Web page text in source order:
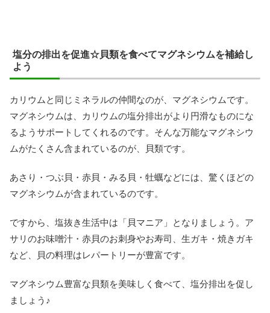
塩分の排出を促進☆貝類を食べてマグネシウムを補給し
よう
カリウムと同じミネラルの仲間なのが、マグネシウムです。
マグネシウムは、カリウムの塩分排出がより円滑なものにな
るようサポートしてくれるのです。そんな万能なマグネシウ
ムがたくさん含まれているのが、貝類です。
あさり・つぶ貝・赤貝・みる貝・牡蠣などには、驚くほどの
マグネシウムが含まれているのです。
ですから、塩抜き生活中は「貝マニア」となりましょう。ア
サリのお味噌汁・赤貝のお刺身やお寿司、生ガキ・焼きガキ
など、貝の料理はレパートリーが豊富です。
マグネシウム豊富な貝類を美味しく食べて、塩分排出を促し
ましょう♪